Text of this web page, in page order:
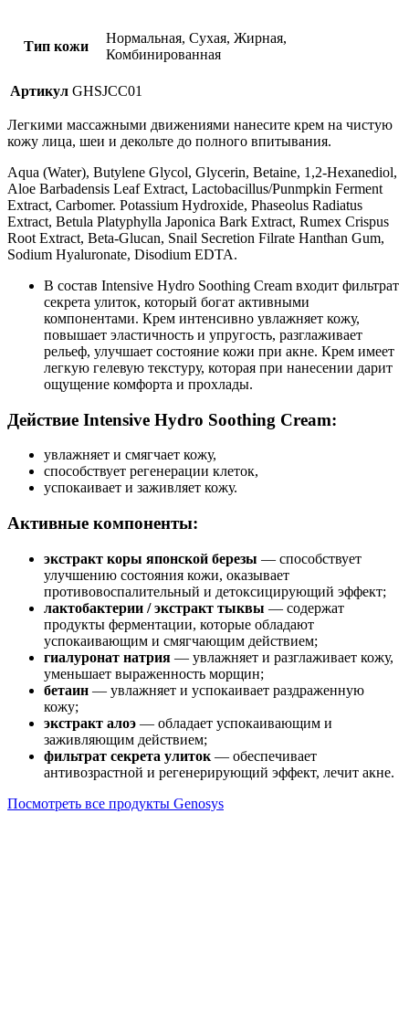
Тип кожи
Нормальная, Сухая, Жирная,
Комбинированная
Артикул GHSJCC01
Легкими массажными движениями нанесите крем на чистую
кожу лица, шеи и декольте до полного впитывания.
Aqua (Water), Butylene Glycol, Glycerin, Betaine, 1,2-Hexanediol,
Aloe Barbadensis Leaf Extract, Lactobacillus/Punmpkin Ferment
Extract, Carbomer. Potassium Hydroxide, Phaseolus Radiatus
Extract, Betula Platyphylla Japonica Bark Extract, Rumex Crispus
Root Extract, Beta-Glucan, Snail Secretion Filrate Hanthan Gum,
Sodium Hyaluronate, Disodium EDTA.
В состав Intensive Hydro Soothing Cream входит фильтрат
секрета улиток, который богат активными
компонентами. Крем интенсивно увлажняет кожу,
повышает эластичность и упругость, разглаживает
рельеф, улучшает состояние кожи при акне. Крем имеет
легкую гелевую текстуру, которая при нанесении дарит
ощущение комфорта и прохлады.
Действие Intensive Hydro Soothing Cream:
увлажняет и смягчает кожу,
способствует регенерации клеток,
успокаивает и заживляет кожу.
Активные компоненты:
экстракт коры японской березы — способствует
улучшению состояния кожи, оказывает
противовоспалительный и детоксицирующий эффект;
лактобактерии / экстракт тыквы — содержат
продукты ферментации, которые обладают
успокаивающим и смягчающим действием;
гиалуронат натрия — увлажняет и разглаживает кожу,
уменьшает выраженность морщин;
бетаин — увлажняет и успокаивает раздраженную
кожу;
экстракт алоэ — обладает успокаивающим и
заживляющим действием;
фильтрат секрета улиток — обеспечивает
антивозрастной и регенерирующий эффект, лечит акне.
Посмотреть все продукты Genosys